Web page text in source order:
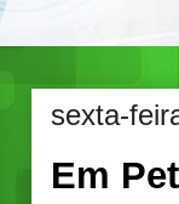
sexta-
Em